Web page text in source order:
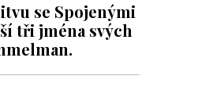
se Spojenými
tři jména svých